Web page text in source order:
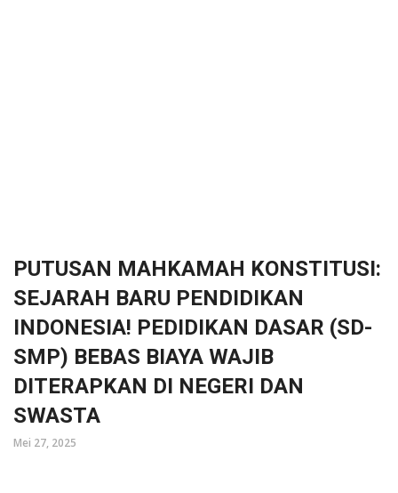
PUTUSAN MAHKAMAH KONSTITUSI:
SEJARAH BARU PENDIDIKAN
INDONESIA! PEDIDIKAN DASAR (SD-
SMP) BEBAS BIAYA WAJIB
DITERAPKAN DI NEGERI DAN
SWASTA
Mei 27, 2025